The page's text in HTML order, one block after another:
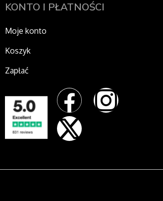
KONTO I PŁATNOŚCI
Moje konto
Koszyk
Zapłać
F
a
c
e
I
t
X
-
t
w